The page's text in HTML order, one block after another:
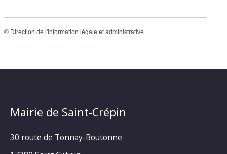
© Direction de l'information légale et administrative
Mairie de Saint-Crépin
30 route de Tonnay-Boutonne